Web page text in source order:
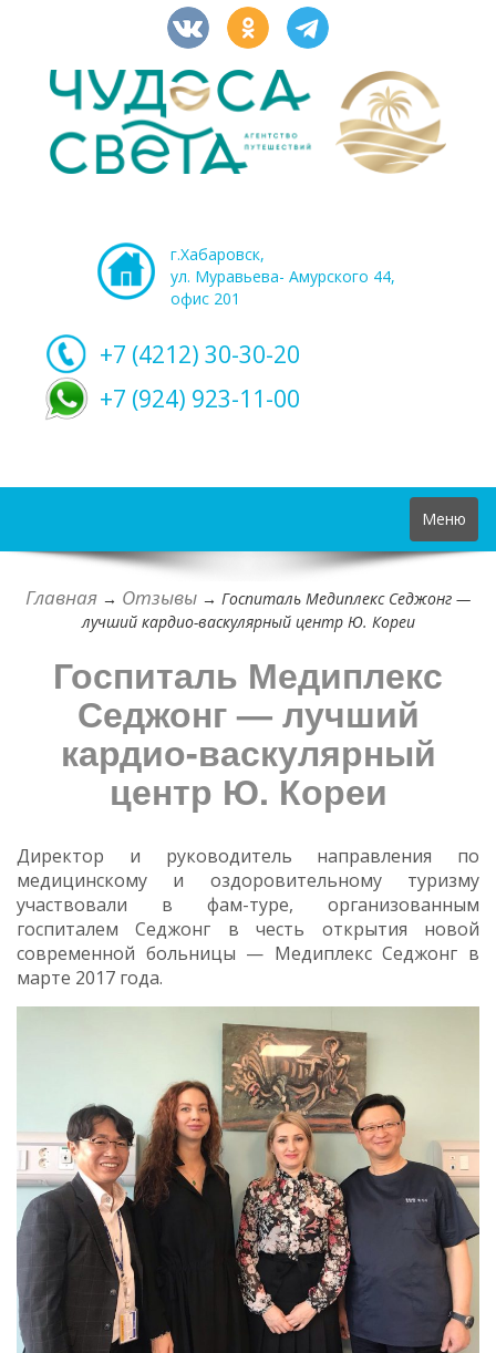
г.Хабаровск,
ул. Муравьева- Амурского 44,
офис 201
+7 (4212) 30-30-20
+7 (924) 923-11-00
Toggle
navigation
Меню
Главная → Отзывы → Госпиталь Медиплекс Седжонг —
лучший кардио-васкулярный центр Ю. Кореи
Госпиталь Медиплекс
Седжонг — лучший
кардио-васкулярный
центр Ю. Кореи
Директор и руководитель направления по
медицинскому и оздоровительному туризму
участвовали в фам-туре, организованным
госпиталем Седжонг в честь открытия новой
современной больницы — Медиплекс Седжонг в
марте 2017 года.